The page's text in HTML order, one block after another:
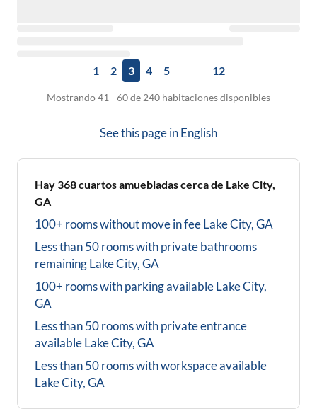
1 2 3 4 5 12
Mostrando 41 - 60 de 240 habitaciones disponibles
See this page inEnglish
Hay 368cuartos amuebladas cerca de Lake City,
GA
100+ rooms without move in feeLake City, GA
Less than 50 rooms with private bathrooms
remainingLake City, GA
100+ rooms with parking availableLake City,
GA
Less than 50 rooms with private entrance
availableLake City, GA
Less than 50 rooms with workspace available
Lake City, GA